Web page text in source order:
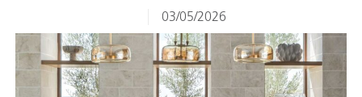
03/05/2026